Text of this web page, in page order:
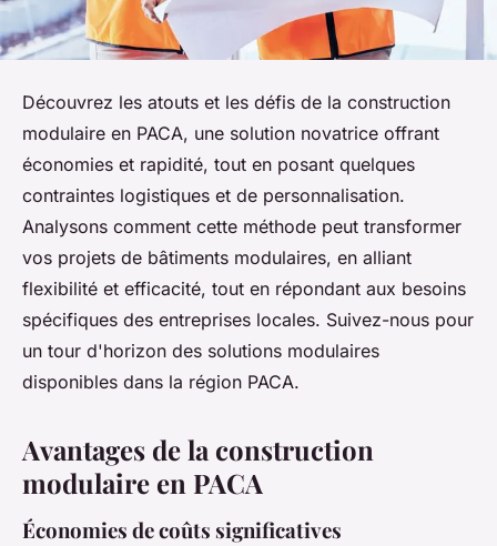
Découvrez les atouts et les défis de la construction
modulaire en PACA, une solution novatrice offrant
économies et rapidité, tout en posant quelques
contraintes logistiques et de personnalisation.
Analysons comment cette méthode peut transformer
vos projets de bâtiments modulaires, en alliant
flexibilité et efficacité, tout en répondant aux besoins
spécifiques des entreprises locales. Suivez-nous pour
un tour d'horizon des solutions modulaires
disponibles dans la région PACA.
Avantages de la construction
modulaire en PACA
Économies de coûts significatives